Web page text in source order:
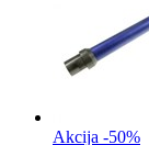
Akcija -50%